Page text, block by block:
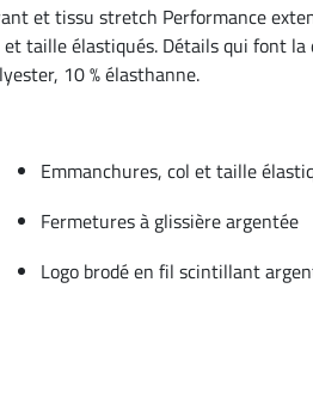
et tissu stretch Performance
taille élastiqués. Détails qui font
10 % élasthanne.
Emmanchures, col et taille
Fermetures à glissière argentée
Logo brodé en fil scintillant